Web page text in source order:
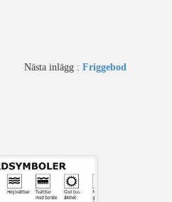
Nästa inlägg : Friggebod